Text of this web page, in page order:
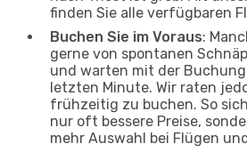
finden Sie alle verfügbaren
Buchen Sie im Voraus:
gerne von spontanen
und warten mit der
letzten Minute. Wir raten
frühzeitig zu buchen. So
nur oft bessere Preise,
mehr Auswahl bei Flügen